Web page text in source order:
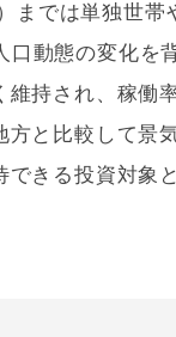
までは単独世帯
口動態の変化を
持され、稼働
と比較して景
きる投資対象